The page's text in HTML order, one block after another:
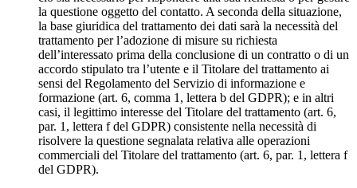
la questione oggetto del contatto. A seconda della situazione,
la base giuridica del trattamento dei dati sarà la necessità del
trattamento per l’adozione di misure su richiesta
dell’interessato prima della conclusione di un contratto o di un
accordo stipulato tra l’utente e il Titolare del trattamento ai
sensi del Regolamento del Servizio di informazione e
formazione (art. 6, comma 1, lettera b del GDPR); e in altri
casi, il legittimo interesse del Titolare del trattamento (art. 6,
par. 1, lettera f del GDPR) consistente nella necessità di
risolvere la questione segnalata relativa alle operazioni
commerciali del Titolare del trattamento (art. 6, par. 1, lettera f
del GDPR).